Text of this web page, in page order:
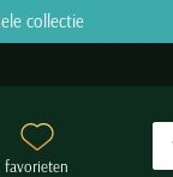
collectie
favorieten